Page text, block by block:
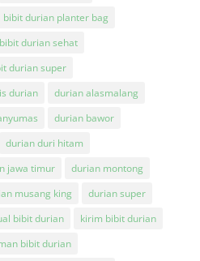
bibit durian planter bag
bibit durian sehat
durian super
durian
durian alasmalang
durian bawor
durian duri hitam
jawa timur
durian montong
musang king
durian super
bibit durian
kirim bibit durian
bibit durian